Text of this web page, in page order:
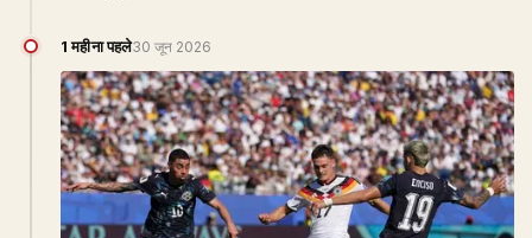
1 महीना पहले30 जून 2026